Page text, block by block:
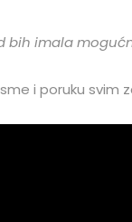
bih imala
i poruku svim